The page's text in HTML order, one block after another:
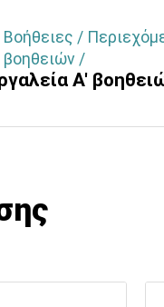
/
βοηθειών /
Α'